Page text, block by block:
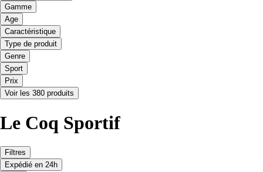
Gamme
Age
Caractéristique
Type de produit
Genre
Sport
Prix
Voir les 380 produits
Le Coq Sportif
Filtres
Expédié en 24h